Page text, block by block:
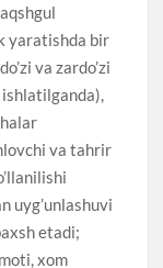
yaratishda bir
va zardo’zi
va tahrir
uyg’unlashuvi
etadi;
xom